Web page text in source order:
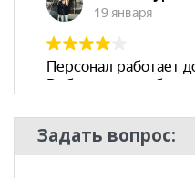
Задать вопрос: